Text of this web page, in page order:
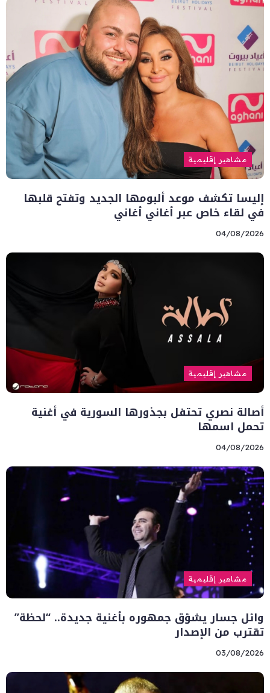
مشاهير إقليمية
إليسا تكشف موعد ألبومها الجديد وتفتح قلبها
في لقاء خاص عبر أغاني أغاني
04/08/2026
مشاهير إقليمية
أصالة نصري تحتفل بجذورها السورية في أغنية
تحمل اسمها
04/08/2026
مشاهير إقليمية
وائل جسار يشوّق جمهوره بأغنية جديدة.. “لحظة”
تقترب من الإصدار
03/08/2026